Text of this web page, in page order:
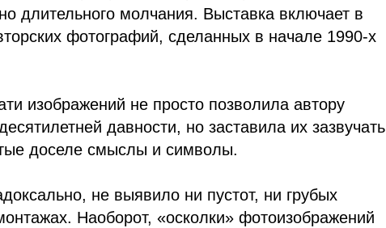
длительного молчания. Выставка включает в
фотографий, сделанных в начале 1990-х
изображений не просто позволила автору
давности, но заставила их зазвучать
доселе смыслы и символы.
не выявило ни пустот, ни грубых
Наоборот, «осколки» фотоизображений